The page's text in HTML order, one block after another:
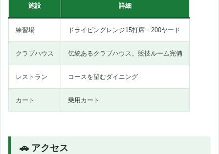
施設 詳細
練習場 ドライビングレンジ15打席・200ヤード
クラブハウス 伝統あるクラブハウス。競技ルーム完備
レストラン コースを望むダイニング
カート 乗用カート
🚗 アクセス